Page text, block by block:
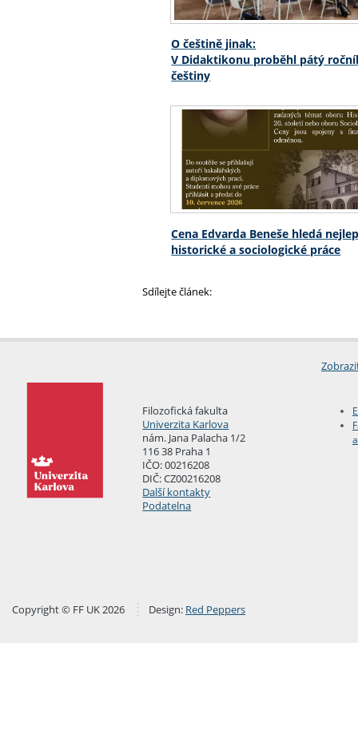
O češtině jinak:
V Didaktikonu proběhl pátý
češtiny
Cena Edvarda Beneše hledá
historické a sociologické práce
Sdílejte článek:
Filozofická fakulta
Univerzita Karlova
nám. Jana Palacha 1/2
116 38 Praha 1
IČO: 00216208
DIČ: CZ00216208
Další kontakty
Podatelna
Copyright © FF UK 2026 Design: Red Peppers